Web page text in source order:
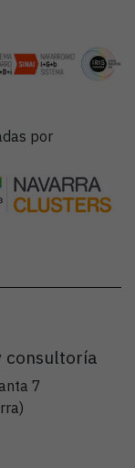
por
consultoría
7